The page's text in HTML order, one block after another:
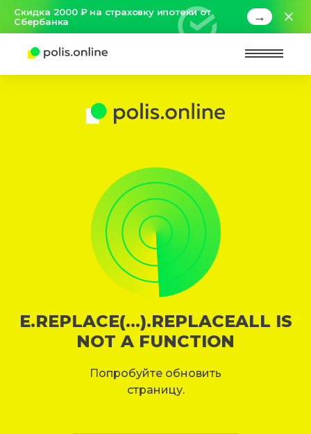
Скидка 2000 ₽ на страховку ипотеки от
Сбербанка
→
E.REPLACE(...).REPLACEALL IS
NOT A FUNCTION
Попробуйте обновить
страницу.